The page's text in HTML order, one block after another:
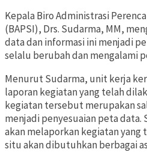
Kepala Biro Administrasi
(BAPSI), Drs. Sudarma, MM,
data dan informasi ini menjadi
selalu berubah dan mengalami
Menurut Sudarma, unit kerja
laporan kegiatan yang telah
kegiatan tersebut merupakan
menjadi penyesuaian peta data.
akan melaporkan kegiatan yang
situ akan dibutuhkan berbagai